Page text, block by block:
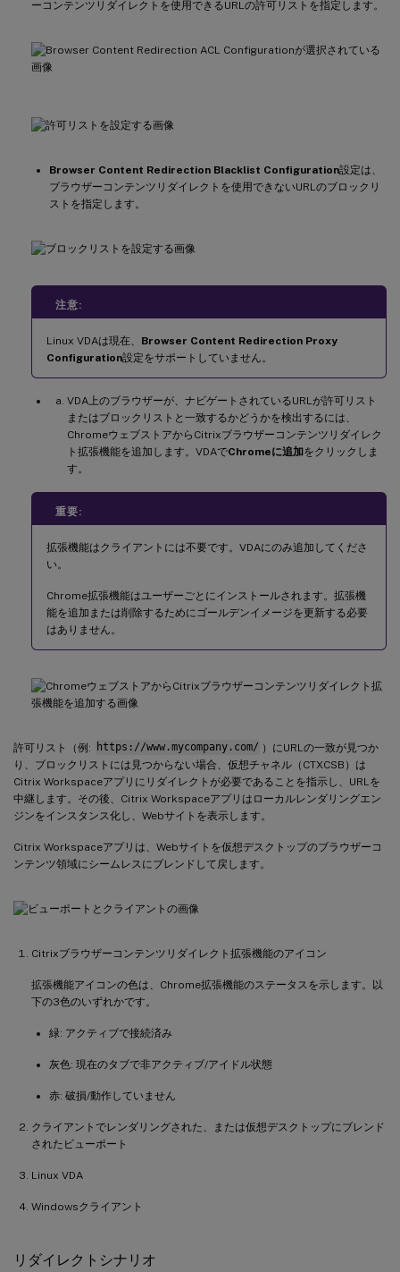
ーコンテンツリダイレクトを使用できるURLの許可リストを指定します。
Browser Content Redirection Blacklist Configuration設定は、
ブラウザーコンテンツリダイレクトを使用できないURLのブロックリ
ストを指定します。
注意:
Linux VDAは現在、 Browser Content Redirection Proxy
Configuration設定をサポートしていません。
VDA上のブラウザーが、ナビゲートされているURLが許可リスト
またはブロックリストと一致するかどうかを検出するには、
ChromeウェブストアからCitrixブラウザーコンテンツリダイレク
ト拡張機能を追加します。VDAでChromeに追加をクリックしま
す。
重要:
拡張機能はクライアントには不要です。VDAにのみ追加してくださ
い。
Chrome拡張機能はユーザーごとにインストールされます。拡張機
能を追加または削除するためにゴールデンイメージを更新する必要
はありません。
許可リスト（例: https://www.mycompany.com/ ）にURLの一致が見つか
り、ブロックリストには見つからない場合、仮想チャネル（CTXCSB）は
Citrix Workspaceアプリにリダイレクトが必要であることを指示し、URLを
中継します。その後、Citrix Workspaceアプリはローカルレンダリングエン
ジンをインスタンス化し、Webサイトを表示します。
Citrix Workspaceアプリは、Webサイトを仮想デスクトップのブラウザーコ
ンテンツ領域にシームレスにブレンドして戻します。
Citrixブラウザーコンテンツリダイレクト拡張機能のアイコン
拡張機能アイコンの色は、Chrome拡張機能のステータスを示します。以
下の3色のいずれかです。
緑: アクティブで接続済み
灰色: 現在のタブで非アクティブ/アイドル状態
赤: 破損/動作していません
クライアントでレンダリングされた、または仮想デスクトップにブレンド
されたビューポート
Linux VDA
Windowsクライアント
リダイレクトシナリオ